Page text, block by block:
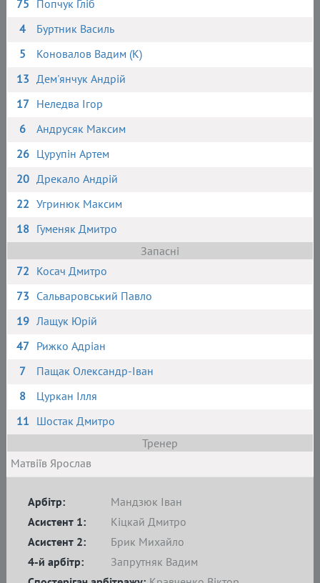
75 Попчук Гліб
4
Буртник Василь
5
Коновалов Вадим (К)
13 Дем'янчук Андрій
17 Неледва Ігор
6
Андрусяк Максим
26 Цурупін Артем
20 Дрекало Андрій
22 Угринюк Максим
18 Гуменяк Дмитро
Запасні
72 Косач Дмитро
73 Сальваровський Павло
19 Лащук Юрій
47 Рижко Адріан
7
Пащак Олександр-Іван
8
Цуркан Ілля
11 Шостак Дмитро
Тренер
Матвіїв Ярослав
Арбітр:
Мандзюк Іван
Асистент 1:
Кіцкай Дмитро
Асистент 2:
Брик Михайло
4-й арбітр:
Запрутняк Вадим